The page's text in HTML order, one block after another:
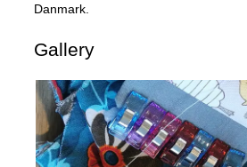
Danmark.
Gallery